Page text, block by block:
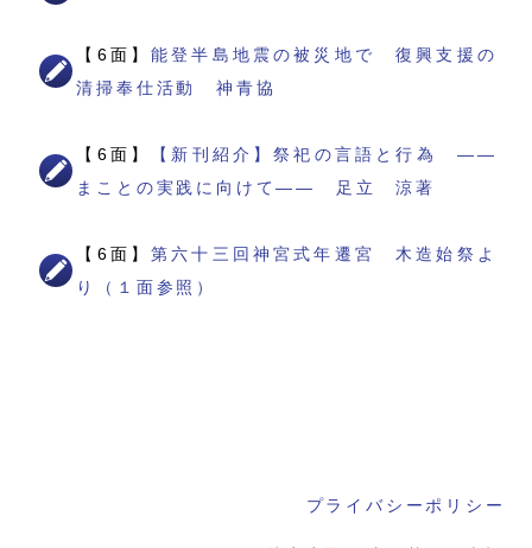
【6面】能登半島地震の被災地で 復興支援の
清掃奉仕活動 神青協
【6面】
【新刊紹介】祭祀の言語と行為 ――
まことの実践に向けて―― 足立 涼著
【6面】第六十三回神宮式年遷宮 木造始祭よ
り（１面参照）
プライバシーポリシー